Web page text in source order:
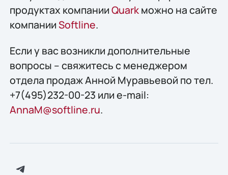
продуктах компанииQuarkможно на сайте
компанииSoftline.
Если у вас возникли дополнительные
вопросы – свяжитесь с менеджером
отдела продаж Анной Муравьевой по тел.
+7(495)232-00-23 или e-mail:
AnnaM@softline.ru.